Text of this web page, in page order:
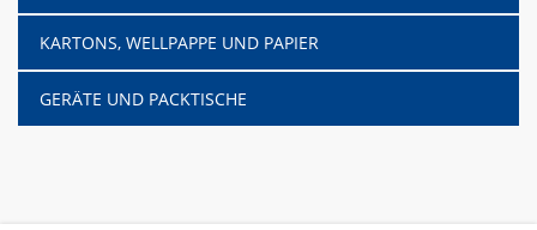
KARTONS, WELLPAPPE UND PAPIER
GERÄTE UND PACKTISCHE